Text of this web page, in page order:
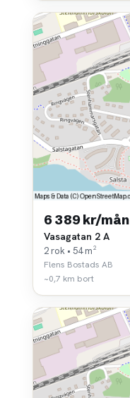
6 389 kr/mån
Vasagatan 2 A
2 rok • 54 m²
Flens Bostads AB
~0,7 km bort